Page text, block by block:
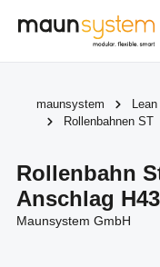
Zum Hauptinhalt springen
maunsystem
Rollenbahnen ST
Rollenbahn
Anschlag
Maunsystem GmbH